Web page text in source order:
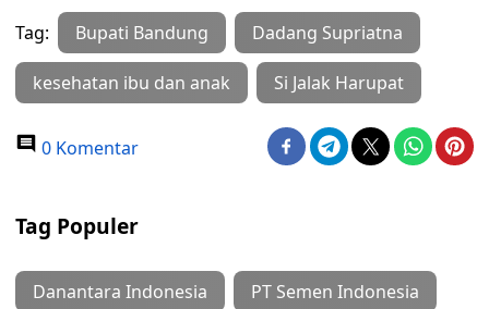
Tag: Bupati Bandung Dadang Supriatna
kesehatan ibu dan anak Si Jalak Harupat
0 Komentar
Tag Populer
Danantara Indonesia PT Semen Indonesia